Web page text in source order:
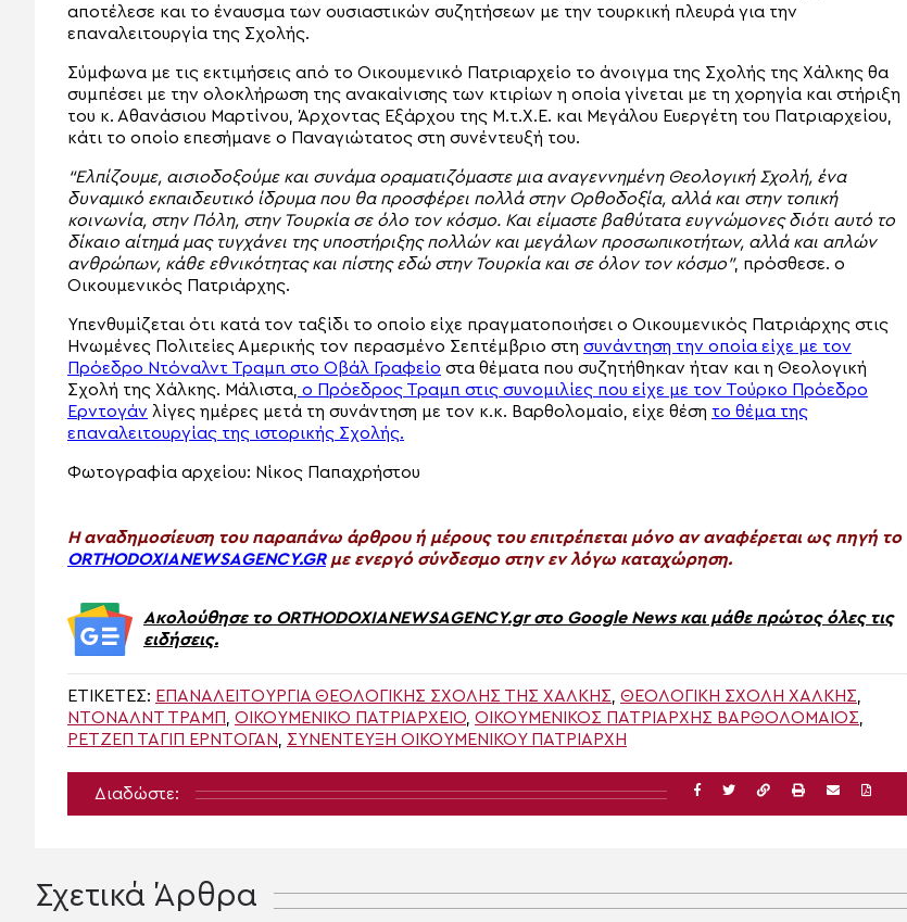
αποτέλεσε και το έναυσμα των ουσιαστικών συζητήσεων με την τουρκική πλευρά για την
επαναλειτουργία της Σχολής.
Σύμφωνα με τις εκτιμήσεις από το Οικουμενικό Πατριαρχείο το άνοιγμα της Σχολής της Χάλκης θα
συμπέσει με την ολοκλήρωση της ανακαίνισης των κτιρίων η οποία γίνεται με τη χορηγία και στήριξη
του κ. Αθανάσιου Μαρτίνου, Άρχοντας Εξάρχου της Μ.τ.Χ.Ε. και Μεγάλου Ευεργέτη του Πατριαρχείου,
κάτι το οποίο επεσήμανε ο Παναγιώτατος στη συνέντευξή του.
“Ελπίζουμε, αισιοδοξούμε και συνάμα οραματιζόμαστε μια αναγεννημένη Θεολογική Σχολή, ένα
δυναμικό εκπαιδευτικό ίδρυμα που θα προσφέρει πολλά στην Ορθοδοξία, αλλά και στην τοπική
κοινωνία, στην Πόλη, στην Τουρκία σε όλο τον κόσμο. Και είμαστε βαθύτατα ευγνώμονες διότι αυτό το
δίκαιο αίτημά μας τυγχάνει της υποστήριξης πολλών και μεγάλων προσωπικοτήτων, αλλά και απλών
ανθρώπων, κάθε εθνικότητας και πίστης εδώ στην Τουρκία και σε όλον τον κόσμο”, πρόσθεσε. ο
Οικουμενικός Πατριάρχης.
Υπενθυμίζεται ότι κατά τον ταξίδι το οποίο είχε πραγματοποιήσει ο Οικουμενικός Πατριάρχης στις
Ηνωμένες Πολιτείες Αμερικής τον περασμένο Σεπτέμβριο στη συνάντηση την οποία είχε με τον
Πρόεδρο Ντόναλντ Τραμπ στο Οβάλ Γραφείο στα θέματα που συζητήθηκαν ήταν και η Θεολογική
Σχολή της Χάλκης. Μάλιστα, ο Πρόεδρος Τραμπ στις συνομιλίες που είχε με τον Τούρκο Πρόεδρο
Ερντογάν λίγες ημέρες μετά τη συνάντηση με τον κ.κ. Βαρθολομαίο, είχε θέση το θέμα της
επαναλειτουργίας της ιστορικής Σχολής.
Φωτογραφία αρχείου: Νίκος Παπαχρήστου
H αναδημοσίευση του παραπάνω άρθρου ή μέρους του επιτρέπεται μόνο αν αναφέρεται ως πηγή το
ORTHODOXIANEWSAGENCY.GRμε ενεργό σύνδεσμο στην εν λόγω καταχώρηση.
Ακολούθησε το ORTHODOXIANEWSAGENCY.gr στο Google News και μάθε πρώτος όλες τις
ειδήσεις.
ΕΤΙΚΈΤΕΣ: ΕΠΑΝΑΛΕΙΤΟΥΡΓΊΑ ΘΕΟΛΟΓΙΚΉΣ ΣΧΟΛΉΣ ΤΗΣ ΧΆΛΚΗΣ ΘΕΟΛΟΓΙΚΉ ΣΧΟΛΉ ΧΆΛΚΗΣ
ΝΤΌΝΑΛΝΤ ΤΡΑΜΠ
ΟΙΚΟΥΜΕΝΙΚΟ ΠΑΤΡΙΑΡΧΕΙΟ ΟΙΚΟΥΜΕΝΙΚΌΣ ΠΑΤΡΙΆΡΧΗΣ ΒΑΡΘΟΛΟΜΑΊΟΣ
ΡΕΤΖΈΠ ΤΑΓΊΠ ΕΡΝΤΟΓΆΝ
ΣΥΝΈΝΤΕΥΞΗ ΟΙΚΟΥΜΕΝΙΚΟΎ ΠΑΤΡΙΆΡΧΗ
Διαδώστε:
Σχετικά Άρθρα